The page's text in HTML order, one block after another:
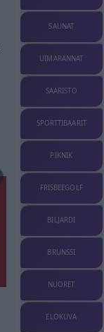
SAUNAT
UIMARANNAT
SAARISTO
SPORTTIBAARIT
PIKNIK
FRISBEEGOLF
BILJARDI
BRUNSSI
NUORET
ELOKUVA